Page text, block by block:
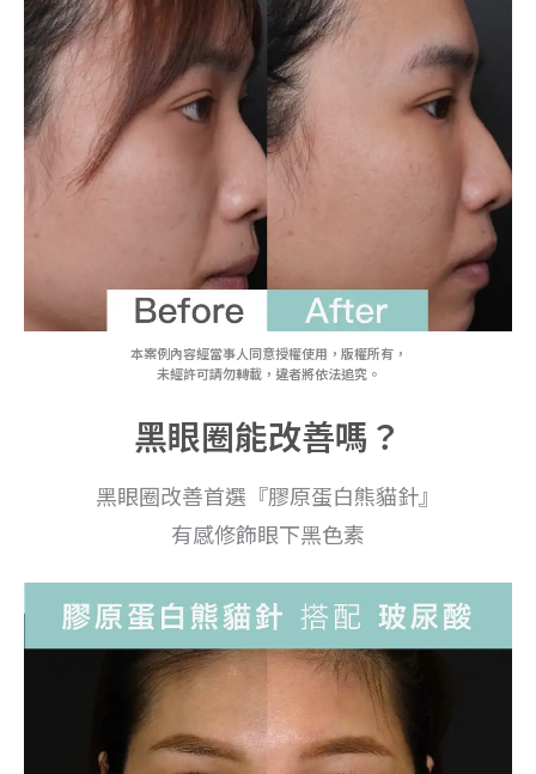
本案例內容經當事人同意授權使用，版權所有，
未經許可請勿轉載，違者將依法追究。
黑眼圈能改善嗎？
黑眼圈改善首選『膠原蛋白熊貓針』
有感修飾眼下黑色素